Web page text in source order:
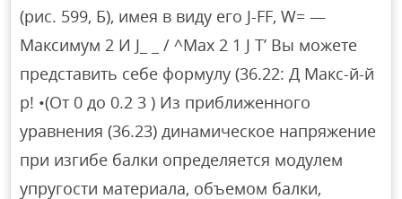
(рис. 599, Б), имея в виду его J-FF, W= —
Максимум 2 И J_ _ / ^Max 2 1 J T’ Вы можете
представить себе формулу (36.22: Д Макс-й-й
р! •(От 0 до 0.2 3 ) Из приближенного
уравнения (36.23) динамическое напряжение
при изгибе балки определяется модулем
упругости материала, объемом балки,